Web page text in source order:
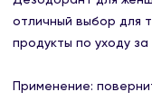
отличный выбор для
продукты по уходу за
Применение: